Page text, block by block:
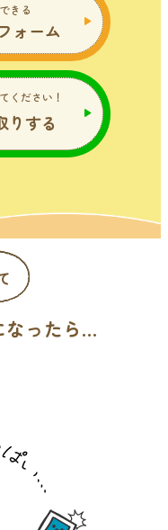
きる
ォーム
ください！
りする
なったら…